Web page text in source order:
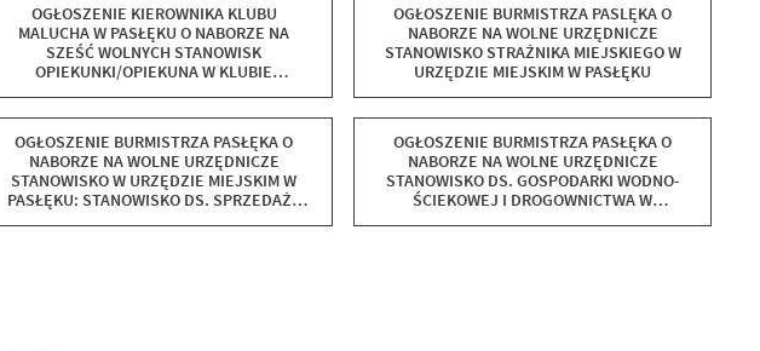
OGŁOSZENIE KIEROWNIKA KLUBU
MALUCHA W PASŁĘKU O NABORZE NA
SZEŚĆ WOLNYCH STANOWISK
OPIEKUNKI/OPIEKUNA W KLUBIE
OGŁOSZENIE BURMISTRZA PASLĘKA O
NABORZE NA WOLNE URZĘDNICZE
STANOWISKO STRAŻNIKA MIEJSKIEGO W
URZĘDZIE MIEJSKIM W PASŁĘKU
OGŁOSZENIE BURMISTRZA PASŁĘKA O
NABORZE NA WOLNE URZĘDNICZE
STANOWISKO W URZĘDZIE MIEJSKIM W
PASŁĘKU: STANOWISKO DS. SPRZEDAŻY
NIERUCHOMOŚCI W REFERACIE
OGŁOSZENIE BURMISTRZA PASŁĘKA O
NABORZE NA WOLNE URZĘDNICZE
STANOWISKO DS. GOSPODARKI WODNO-
ŚCIEKOWEJ I DROGOWNICTWA W
REFERACIE BUDOWNICTWA I GOSPODARKI